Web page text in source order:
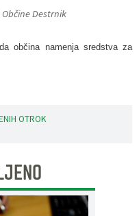
Destrnik
občina namenja sredstva za
OTROK